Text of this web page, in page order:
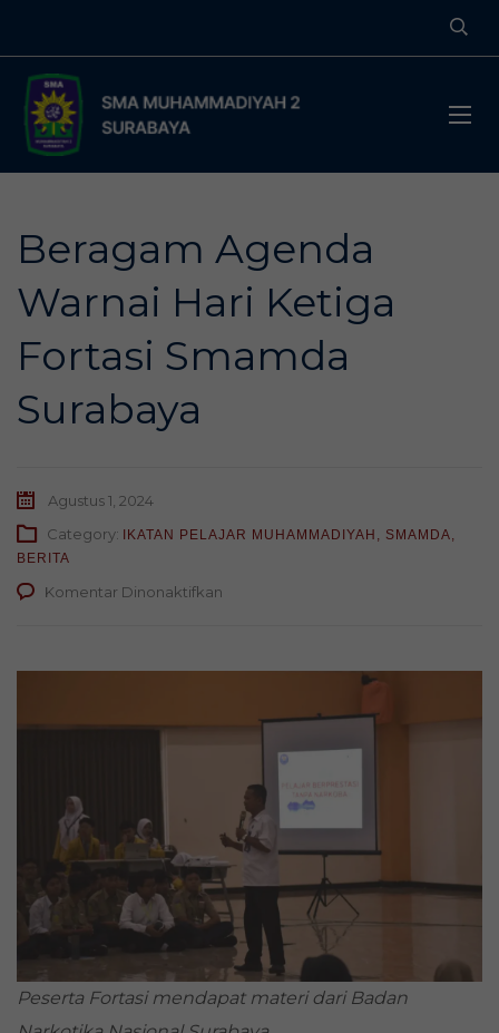
Beragam Agenda
Warnai Hari Ketiga
Fortasi Smamda
Surabaya
Agustus 1, 2024
Category:
IKATAN PELAJAR MUHAMMADIYAH , SMAMDA,
BERITA
Komentar Dinonaktifkan
Fortasi
Surabaya
Peserta Fortasi mendapat materi dari Badan